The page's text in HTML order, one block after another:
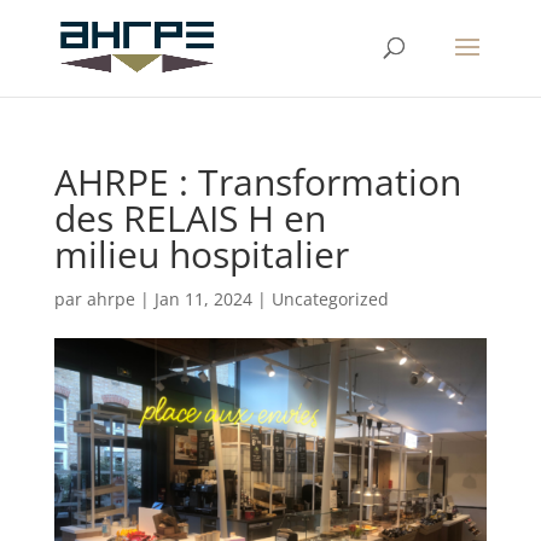
AHRPE : Transformation
des RELAIS H en
milieu hospitalier
par ahrpe | Jan 11, 2024| Uncategorized